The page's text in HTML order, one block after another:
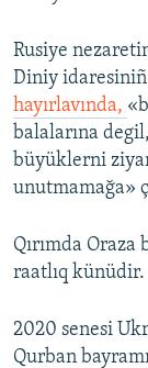
Rusiye
Diniy
hayırlavında,
balalarına
büyüklerni
unutmamağa»
Qırımda Oraza
raatlıq künüdir.
2020 senesi
Qurban